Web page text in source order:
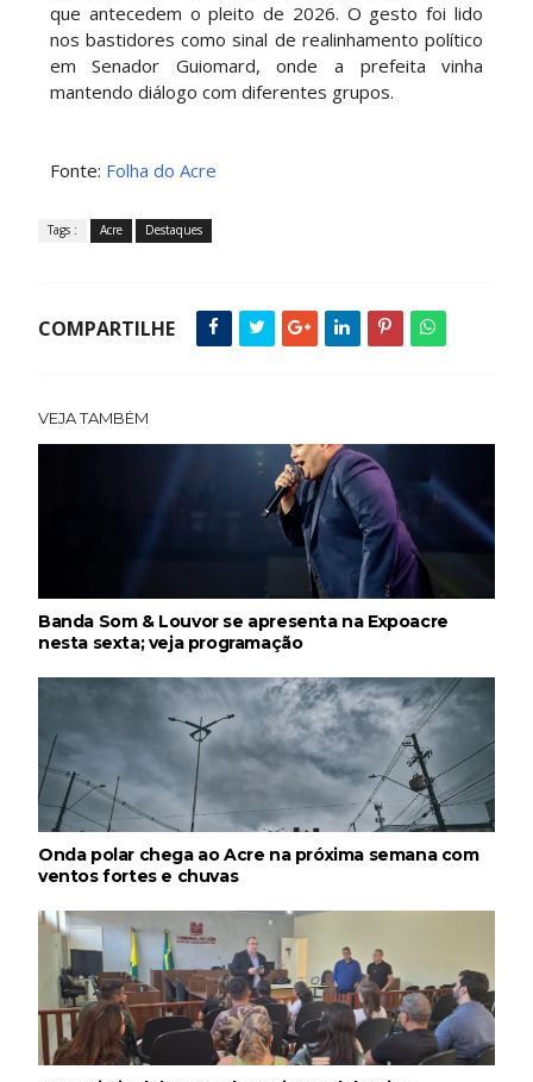
que antecedem o pleito de 2026. O gesto foi lido
nos bastidores como sinal de realinhamento político
em Senador Guiomard, onde a prefeita vinha
mantendo diálogo com diferentes grupos.
Fonte: Folha do Acre
Tags : Acre Destaques
COMPARTILHE
VEJA TAMBÉM
Banda Som & Louvor se apresenta na Expoacre
nesta sexta; veja programação
Onda polar chega ao Acre na próxima semana com
ventos fortes e chuvas